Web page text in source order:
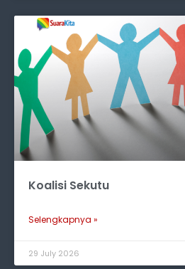
Koalisi Sekutu
Selengkapnya »
29 July 2026